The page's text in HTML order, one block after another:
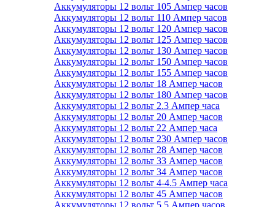
Аккумуляторы 12 вольт 105 Ампер часов
Аккумуляторы 12 вольт 110 Ампер часов
Аккумуляторы 12 вольт 120 Ампер часов
Аккумуляторы 12 вольт 125 Ампер часов
Аккумуляторы 12 вольт 130 Ампер часов
Аккумуляторы 12 вольт 150 Ампер часов
Аккумуляторы 12 вольт 155 Ампер часов
Аккумуляторы 12 вольт 18 Ампер часов
Аккумуляторы 12 вольт 180 Ампер часов
Аккумуляторы 12 вольт 2.3 Ампер часа
Аккумуляторы 12 вольт 20 Ампер часов
Аккумуляторы 12 вольт 22 Ампер часа
Аккумуляторы 12 вольт 230 Ампер часов
Аккумуляторы 12 вольт 28 Ампер часов
Аккумуляторы 12 вольт 33 Ампер часов
Аккумуляторы 12 вольт 34 Ампер часов
Аккумуляторы 12 вольт 4-4.5 Ампер часа
Аккумуляторы 12 вольт 45 Ампер часов
Аккумуляторы 12 вольт 5.5 Ампер часов